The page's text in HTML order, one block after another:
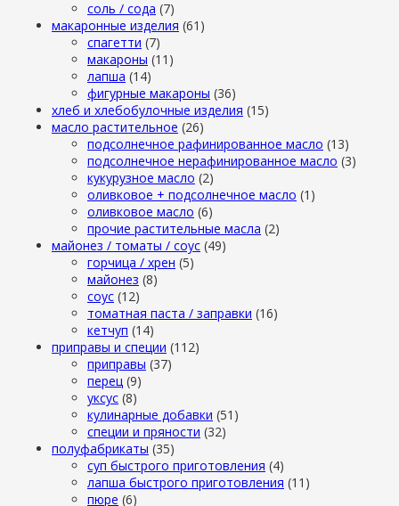
cоль / cода (7)
макаронные изделия (61)
cпагетти (7)
макароны (11)
лапша (14)
фигурные макароны (36)
хлеб и хлебобулочные изделия (15)
масло растительное (26)
подсолнечное рафинированное масло (13)
подсолнечное нерафинированное масло (3)
кукурузное масло (2)
оливковое + подсолнечное масло (1)
оливковое масло (6)
прочие растительные масла (2)
майонез / томаты / соус (49)
горчица / хрен (5)
майонез (8)
соус (12)
томатная паста / заправки (16)
кетчуп (14)
приправы и специи (112)
приправы (37)
перец (9)
уксус (8)
кулинарные добавки (51)
специи и пряности (32)
полуфабрикаты (35)
суп быстрого приготовления (4)
лапша быстрого приготовления (11)
пюре (6)